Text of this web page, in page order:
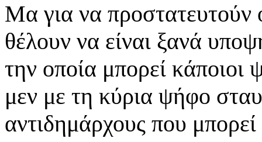
Μα για να προστατευτούν
θέλουν να είναι ξανά
την οποία μπορεί
μεν με τη κύρια ψήφο
αντιδημάρχους που